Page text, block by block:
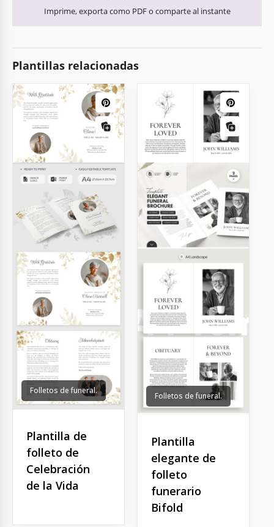
Imprime, exporta como PDF o comparte al instante
Plantillas relacionadas
Folletos de funeral.
Plantilla de
folleto de
Celebración
de la Vida
Folletos de funeral.
Plantilla
elegante de
folleto
funerario
Bifold